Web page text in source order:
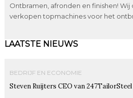
Ontbramen, afronden en finishen!
verkopen topmachines voor het
LAATSTE NIEUWS
BEDRIJF EN ECONOMIE
Steven Ruijters CEO van 247TailorSteel